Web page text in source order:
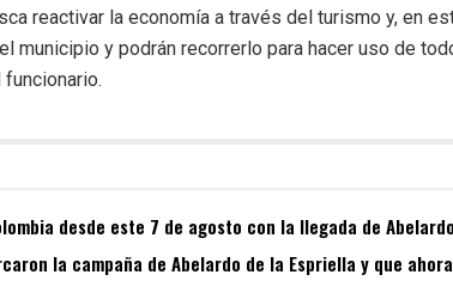
reactivar la economía a través del turismo y, en
municipio y podrán recorrerlo para hacer uso de
desde este 7 de agosto con la llegada de
la campaña de Abelardo de la Espriella y que